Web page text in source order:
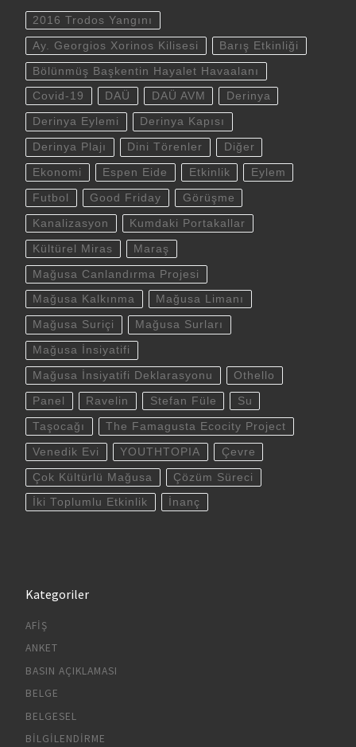
2016 Trodos Yangını
Ay. Georgios Xorinos Kilisesi Barış Etkinliği
Bölünmüş Başkentin Hayalet Havaalanı
Covid-19 DAÜ DAÜ AVM Derinya
Derinya Eylemi Derinya Kapısı
Derinya Plajı Dini Törenler Diğer
Ekonomi Espen Eide Etkinlik Eylem
Futbol Good Friday Görüşme
Kanalizasyon Kumdaki Portakallar
Kültürel Miras Maraş
Mağusa Canlandırma Projesi
Mağusa Kalkınma Mağusa Limanı
Mağusa Suriçi Mağusa Surları
Mağusa İnsiyatifi
Mağusa İnsiyatifi Deklarasyonu Othello
Panel Ravelin Stefan Füle Su
Taşocağı The Famagusta Ecocity Project
Venedik Evi YOUTHTOPIA Çevre
Çok Kültürlü Mağusa Çözüm Süreci
İki Toplumlu Etkinlik İnanç
Kategoriler
AFIŞ
ANKET
BASIN AÇIKLAMASI
BELGE
BELGESEL
BILGILENDIRME